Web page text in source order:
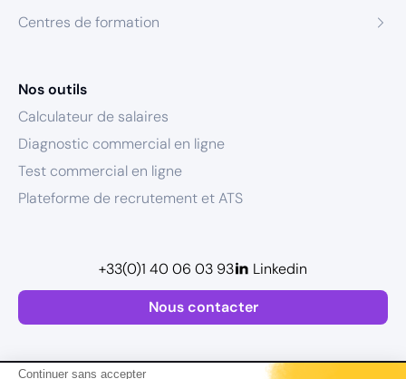
Continuer sans accepter
Centres de formation
Nos outils
Calculateur de salaires
Diagnostic commercial en ligne
Test commercial en ligne
Plateforme de recrutement et ATS
Nous contacter
+33(0)1 40 06 03 93 Linkedin